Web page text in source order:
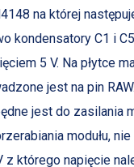
na której
kondensatory C1 i
5 V. Na płytce
jest na pin
jest do zasilania
modułu,
z którego napięcie